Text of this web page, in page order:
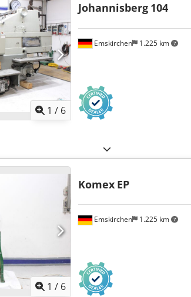
1 / 6
Emskirchen 1.225 km
Johannisberg 104
1 / 6
Emskirchen 1.225 km
Komex EP